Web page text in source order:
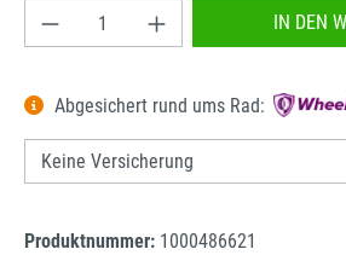
Produkt Anzahl: Gib denIN DEN
Abgesichert rund ums Rad:
Produktnummer: 1000486621